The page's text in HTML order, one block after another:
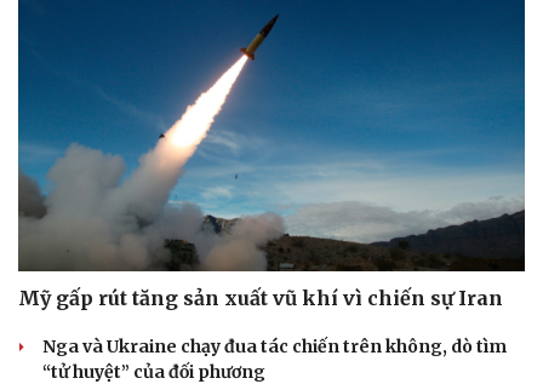
Mỹ gấp rút tăng sản xuất vũ khí vì chiến sự Iran
Nga và Ukraine chạy đua tác chiến trên không, dò tìm
“tử huyệt” của đối phương